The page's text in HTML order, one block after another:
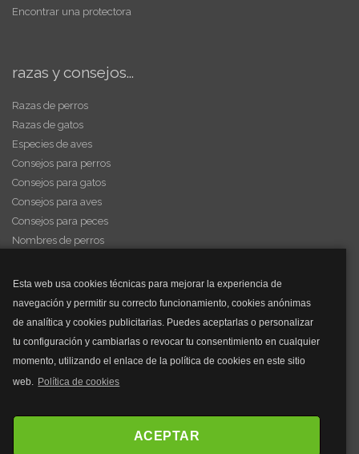
Esta web usa cookies técnicas para mejorar la experiencia de
navegación y permitir su correcto funcionamiento, cookies anónimas
de analítica y cookies publicitarias. Puedes aceptarlas o personalizar
tu configuración y cambiarlas o revocar tu consentimiento en cualquier
momento, utilizando el enlace de la política de cookies en este sitio
web. Política de cookies
ACEPTAR
Encontrar una protectora
razas y consejos...
Razas de perros
Razas de gatos
Especies de aves
Consejos para perros
Consejos para gatos
Consejos para aves
Consejos para peces
Nombres de perros
y mucho más...